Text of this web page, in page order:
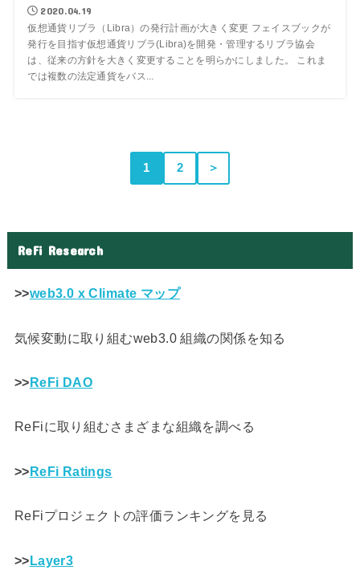
2020.04.19
仮想通貨リブラ（Libra）の発行計画が大きく変更 フェイスブックが
発行を目指す仮想通貨リブラ(Libra)を開発・管理するリブラ協会
は、従来の方針を大きく変更することを明らかにしました。 これま
では複数の法定通貨をバス...
1 2 ＞
ReFi Research
>>web3.0 x Climate マップ
気候変動に取り組むweb3.0 組織の関係を知る
>>ReFi DAO
ReFiに取り組むさまざまな組織を調べる
>>ReFi Ratings
ReFiプロジェクトの評価ランキングを見る
>>Layer3